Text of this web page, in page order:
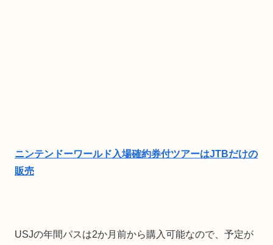
ニンテンドーワールド入場確約券付ツアーはJTBだけの
販売
USJの年間パスは2か月前から購入可能なので、予定が